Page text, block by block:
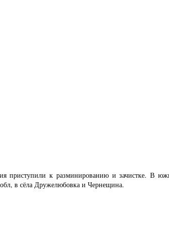
приступили к разминированию и зачистке. В
в сёла Дружелюбовка и Чернещина.